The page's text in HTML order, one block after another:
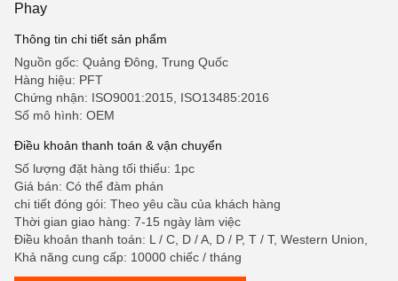
Phay
Thông tin chi tiết sản phẩm
Nguồn gốc: Quảng Đông, Trung Quốc
Hàng hiệu: PFT
Chứng nhận: ISO9001:2015, ISO13485:2016
Số mô hình: OEM
Điều khoản thanh toán & vận chuyển
Số lượng đặt hàng tối thiểu: 1pc
Giá bán: Có thể đàm phán
chi tiết đóng gói: Theo yêu cầu của khách hàng
Thời gian giao hàng: 7-15 ngày làm việc
Điều khoản thanh toán: L / C, D / A, D / P, T / T, Western Union,
Khả năng cung cấp: 10000 chiếc / tháng